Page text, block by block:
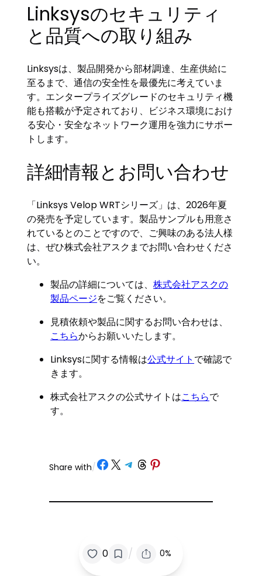
Linksysのセキュリティ
と品質への取り組み
Linksysは、製品開発から部材調達、生産供給に
至るまで、通信の安全性を最優先に考えていま
す。エンタープライズグレードのセキュリティ機
能も搭載が予定されており、ビジネス環境におけ
る安心・安全なネットワーク運用を強力にサポー
トします。
詳細情報とお問い合わせ
「Linksys Velop WRTシリーズ」は、2026年夏
の発売を予定しています。製品サンプルも用意さ
れているとのことですので、ご興味のある法人様
は、ぜひ株式会社アスクまでお問い合わせくださ
い。
製品の詳細については、株式会社アスクの
製品ページをご覧ください。
見積依頼や製品に関するお問い合わせは、
こちらからお願いいたします。
Linksysに関する情報は公式サイト で確認で
きます。
株式会社アスクの公式サイトはこちらで
す。
Share with/ Share on Facebook
Share on X Share on Telegram
Share on Threads
Share on Pinterest
0 / 0%